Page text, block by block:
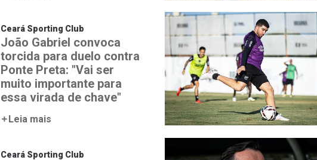
Ceará Sporting Club
João Gabriel convoca
torcida para duelo contra
Ponte Preta: "Vai ser
muito importante para
essa virada de chave"
Leia mais
Ceará Sporting Club